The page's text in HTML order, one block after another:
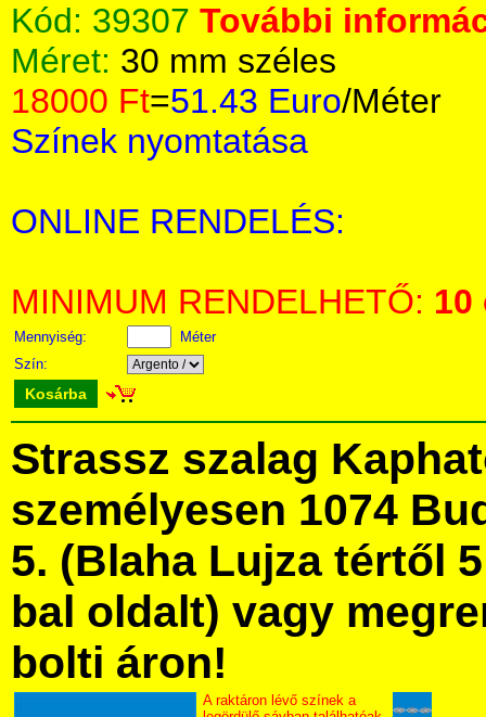
Kód: 39307 További
Méret: 30 mm széles
18000 Ft=51.43 Euro/Méter
Színek nyomtatása
ONLINE RENDELÉS:
MINIMUM RENDELHETŐ: 10
Mennyiség:
Méter
Szín:
Kosárba
Strassz szalag
személyesen 1074
5. (Blaha Lujza tértől
bal oldalt) vagy
bolti áron!
A raktáron lévő színek a